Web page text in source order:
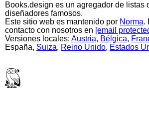
Books.design es un agregador de listas
diseñadores famosos.
Este sitio web es mantenido por Norma.
contacto con nosotros en [email
Versiones locales: Austria, Bélgica,
España, Suiza, Reino Unido, Estados